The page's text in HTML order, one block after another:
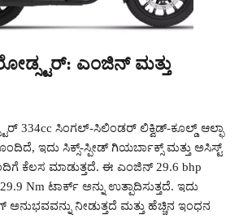
ಎಂಜಿನ್ ಮತ್ತು
334cc ಸಿಂಗಲ್-ಸಿಲಿಂಡರ್ ಲಿಕ್ವಿಡ್-ಕೂಲ್ಡ್ ಆಲ್ಫಾ
ಇದು ಸಿಕ್ಸ್-ಸ್ಪೀಡ್ ಗಿಯರ್ಬಾಕ್ಸ್ ಮತ್ತು ಅಸಿಸ್ಟ್
ಕೆಲಸ ಮಾಡುತ್ತದೆ. ಈ ಎಂಜಿನ್ 29.6 bhp
Nm ಟಾರ್ಕ್ ಅನ್ನು ಉತ್ಪಾದಿಸುತ್ತದೆ. ಇದು
ನೀಡುತ್ತದೆ ಮತ್ತು ಹೆಚ್ಚಿನ ಇಂಧನ